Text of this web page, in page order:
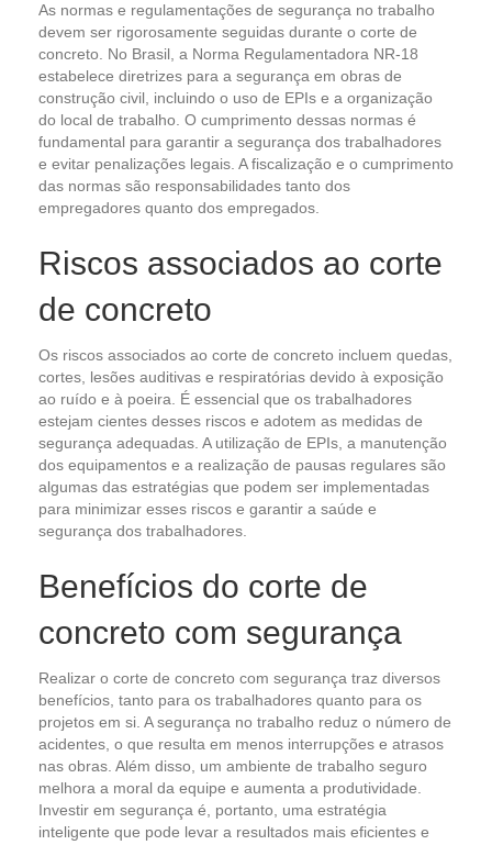
As normas e regulamentações de segurança no trabalho
devem ser rigorosamente seguidas durante o corte de
concreto. No Brasil, a Norma Regulamentadora NR-18
estabelece diretrizes para a segurança em obras de
construção civil, incluindo o uso de EPIs e a organização
do local de trabalho. O cumprimento dessas normas é
fundamental para garantir a segurança dos trabalhadores
e evitar penalizações legais. A fiscalização e o cumprimento
das normas são responsabilidades tanto dos
empregadores quanto dos empregados.
Riscos associados ao corte
de concreto
Os riscos associados ao corte de concreto incluem quedas,
cortes, lesões auditivas e respiratórias devido à exposição
ao ruído e à poeira. É essencial que os trabalhadores
estejam cientes desses riscos e adotem as medidas de
segurança adequadas. A utilização de EPIs, a manutenção
dos equipamentos e a realização de pausas regulares são
algumas das estratégias que podem ser implementadas
para minimizar esses riscos e garantir a saúde e
segurança dos trabalhadores.
Benefícios do corte de
concreto com segurança
Realizar o corte de concreto com segurança traz diversos
benefícios, tanto para os trabalhadores quanto para os
projetos em si. A segurança no trabalho reduz o número de
acidentes, o que resulta em menos interrupções e atrasos
nas obras. Além disso, um ambiente de trabalho seguro
melhora a moral da equipe e aumenta a produtividade.
Investir em segurança é, portanto, uma estratégia
inteligente que pode levar a resultados mais eficientes e